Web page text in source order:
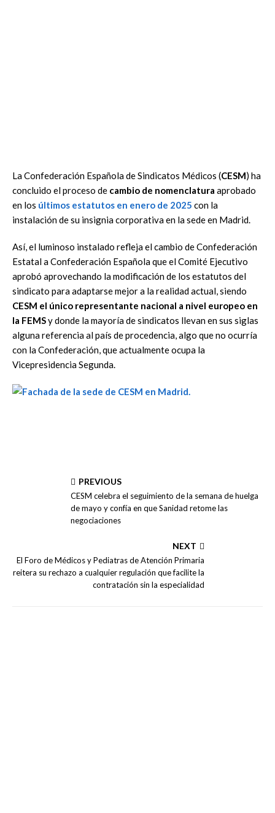
La Confederación Española de Sindicatos Médicos (CESM) ha
concluido el proceso de cambio de nomenclatura aprobado
en los últimos estatutos en enero de 2025 con la
instalación de su insignia corporativa en la sede en Madrid.
Así, el luminoso instalado refleja el cambio de Confederación
Estatal a Confederación Española que el Comité Ejecutivo
aprobó aprovechando la modificación de los estatutos del
sindicato para adaptarse mejor a la realidad actual, siendo
CESM el único representante nacional a nivel europeo en
la FEMSy donde la mayoría de sindicatos llevan en sus siglas
alguna referencia al país de procedencia, algo que no ocurría
con la Confederación, que actualmente ocupa la
Vicepresidencia Segunda.
PREVIOUS
CESM celebra el seguimiento de la semana de huelga
de mayo y confía en que Sanidad retome las
negociaciones
NEXT
El Foro de Médicos y Pediatras de Atención Primaria
reitera su rechazo a cualquier regulación que facilite la
contratación sin la especialidad